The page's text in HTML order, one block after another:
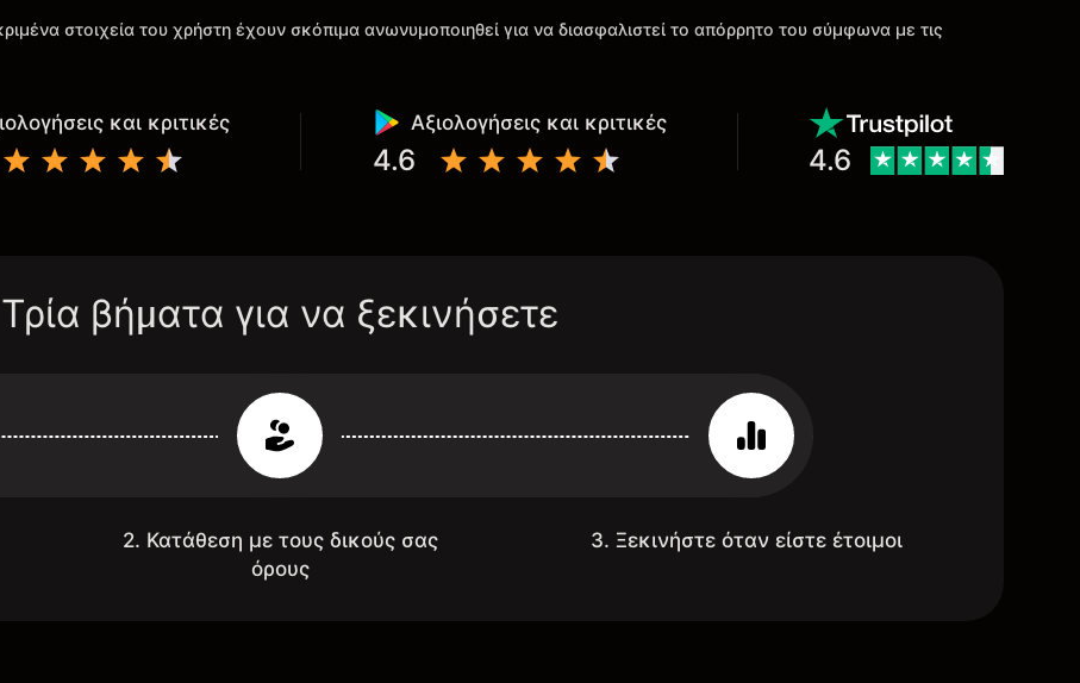
στοιχεία του χρήστη έχουν σκόπιμα ανωνυμοποιηθεί για να διασφαλιστεί το απόρρητο του σύμφωνα με τις
και κριτικές Αξιολογήσεις και κριτικές
4.6 4.6
Τρία βήματα για να ξεκινήσετε
2. Κατάθεση με τους δικούς σας
όρους
3. Ξεκινήστε όταν είστε έτοιμοι